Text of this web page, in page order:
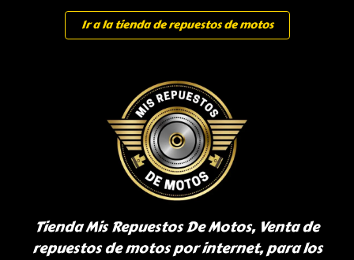
Ir a la tienda de repuestos de motos
Tienda Mis Repuestos De Motos, Venta de
repuestos de motos por internet, para los